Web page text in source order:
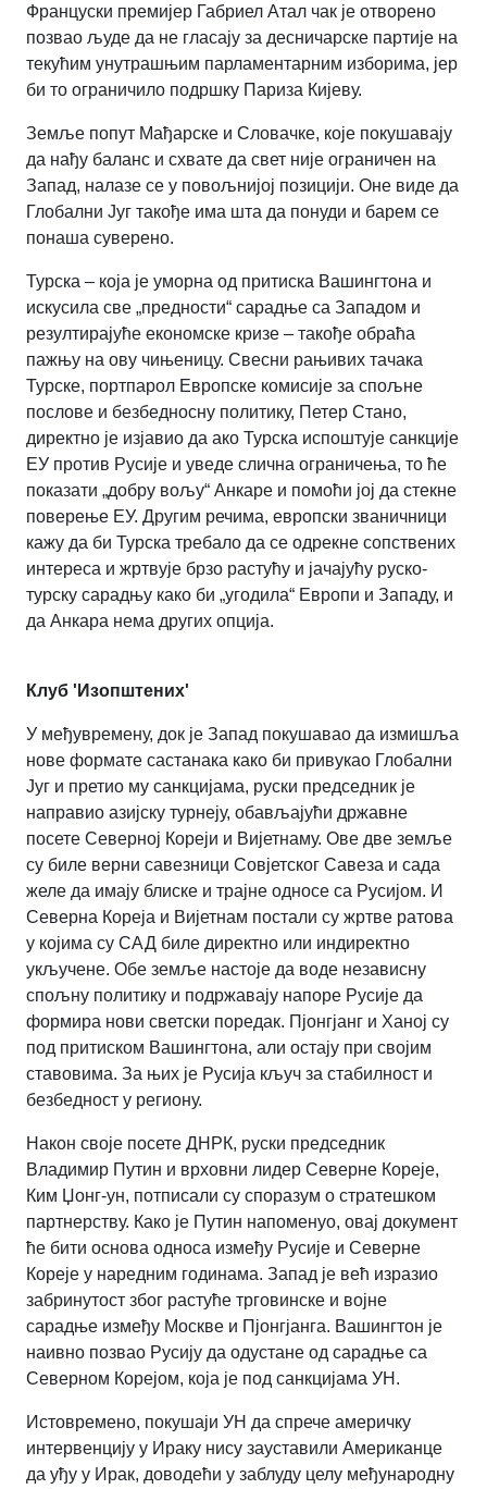
Француски премијер Габриел Атал чак је отворено
позвао људе да не гласају за десничарске партије на
текућим унутрашњим парламентарним изборима, јер
би то ограничило подршку Париза Кијеву.
Земље попут Мађарске и Словачке, које покушавају
да нађу баланс и схвате да свет није ограничен на
Запад, налазе се у повољнијој позицији. Оне виде да
Глобални Југ такође има шта да понуди и барем се
понаша суверено.
Турска – која је уморна од притиска Вашингтона и
искусила све „предности“ сарадње са Западом и
резултирајуће економске кризе – такође обраћа
пажњу на ову чињеницу. Свесни рањивих тачака
Турске, портпарол Европске комисије за спољне
послове и безбедносну политику, Петер Стано,
директно је изјавио да ако Турска испоштује санкције
ЕУ против Русије и уведе слична ограничења, то ће
показати „добру вољу“ Анкаре и помоћи јој да стекне
поверење ЕУ. Другим речима, европски званичници
кажу да би Турска требало да се одрекне сопствених
интереса и жртвује брзо растућу и јачајућу руско-
турску сарадњу како би „угодила“ Европи и Западу, и
да Анкара нема других опција.
Клуб 'Изопштених'
У међувремену, док је Запад покушавао да измишља
нове формате састанака како би привукао Глобални
Југ и претио му санкцијама, руски председник је
направио азијску турнеју, обављајући државне
посете Северној Кореји и Вијетнаму. Ове две земље
су биле верни савезници Совјетског Савеза и сада
желе да имају блиске и трајне односе са Русијом. И
Северна Кореја и Вијетнам постали су жртве ратова
у којима су САД биле директно или индиректно
укључене. Обе земље настоје да воде независну
спољну политику и подржавају напоре Русије да
формира нови светски поредак. Пјонгјанг и Ханој су
под притиском Вашингтона, али остају при својим
ставовима. За њих је Русија кључ за стабилност и
безбедност у региону.
Након своје посете ДНРК, руски председник
Владимир Путин и врховни лидер Северне Кореје,
Ким Џонг-ун, потписали су споразум о стратешком
партнерству. Како је Путин напоменуо, овај документ
ће бити основа односа између Русије и Северне
Кореје у наредним годинама. Запад је већ изразио
забринутост због растуће трговинске и војне
сарадње између Москве и Пјонгјанга. Вашингтон је
наивно позвао Русију да одустане од сарадње са
Северном Корејом, која је под санкцијама УН.
Истовремено, покушаји УН да спрече америчку
интервенцију у Ираку нису зауставили Американце
да уђу у Ирак, доводећи у заблуду целу међународну